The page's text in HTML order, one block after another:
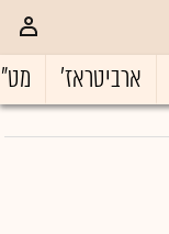
ארביטראז'